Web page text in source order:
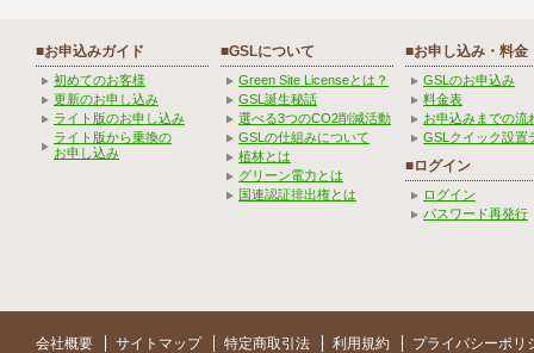
■お申込みガイド
初めてのお客様
更新のお申し込み
ライト版のお申し込み
ライト版から乗換の
お申し込み
■GSLについて
Green Site Licenseとは？
GSL誕生秘話
選べる3つのCO2削減活動
GSLの仕組みについて
植林とは
グリーン電力とは
国連認証排出権とは
■お申し込み・料金
GSLのお申込み
料金表
お申込みまでの流
GSLクイック設置
■ログイン
ログイン
パスワード再発行
会社概要 サイトマップ 特定商取引法 利用規約 プライバシーポリ